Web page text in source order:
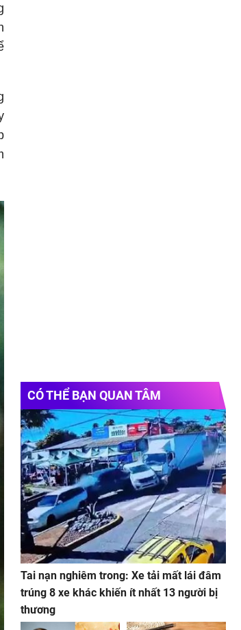
CÓ THỂ BẠN QUAN TÂM
Tai nạn nghiêm trong: Xe tải mất lái đâm
trúng 8 xe khác khiến ít nhất 13 người bị
thương